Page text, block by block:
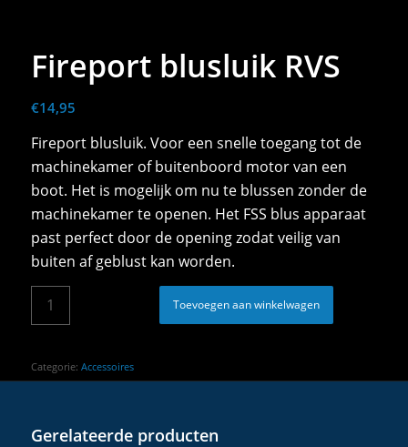
Fireport blusluik RVS
€14,95
Fireport blusluik. Voor een snelle toegang tot de
machinekamer of buitenboord motor van een
boot. Het is mogelijk om nu te blussen zonder de
machinekamer te openen. Het FSS blus apparaat
past perfect door de opening zodat veilig van
buiten af geblust kan worden.
Toevoegen aan winkelwagen
Categorie: Accessoires
Gerelateerde producten